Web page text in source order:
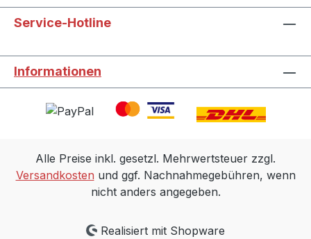
Service-Hotline
Informationen
Alle Preise inkl. gesetzl. Mehrwertsteuer zzgl.
Versandkosten und ggf. Nachnahmegebühren, wenn
nicht anders angegeben.
Realisiert mit Shopware